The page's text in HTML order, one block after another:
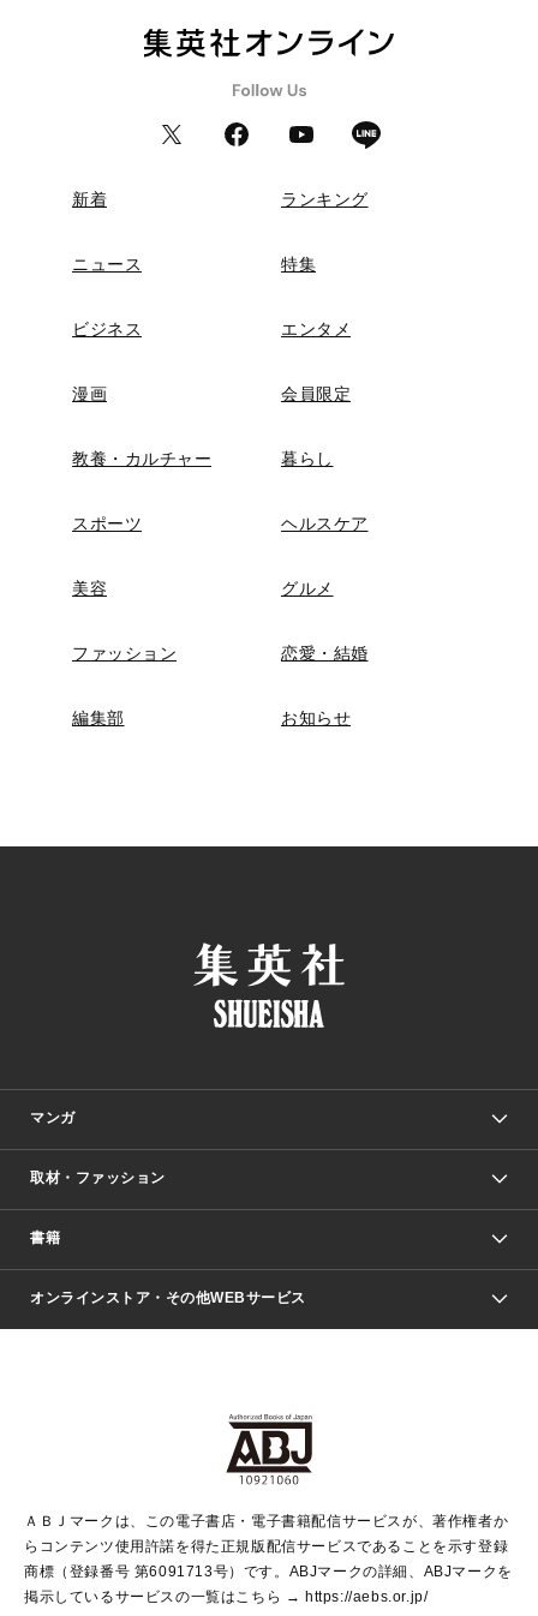
新着 ランキング
ニュース 特集
ビジネス エンタメ
漫画 会員限定
教養・カルチャー 暮らし
スポーツ ヘルスケア
美容 グルメ
ファッション 恋愛・結婚
編集部 お知らせ
マンガ
少年マンガ
Vジャンプ
ジャンプルーキー！
ジャンプTOON
S-MANGA
週刊ヤングジャンプ
ウルトラジャンプ
リマコミ＋
マンガMeets
月刊オフィスユー
取材・ファッション
Seventeen
LEE
Marisol
芸能・情報・スポーツ
パラスポ＋！
書籍
文芸・文庫・総合
青春と読書
アジア人物史
集英社新書
集英社新書プラス
よみタイ
ライトノベル・ノベライズ
集英社Webマガジン Cobalt
集英社オレンジ文庫
シフォン文庫
集英社みらい文庫
S-KIDS.LAND
オンラインストア・その他WEBサービス
SHUEISHA MANGA-ART HERITAGE
HAPPY PLUS STORE
shueisha vox
EDITOR'S LAB
ＡＢＪマークは、この電子書店・電子書籍配信サービスが、著作権者か
らコンテンツ使用許諾を得た正規版配信サービスであることを示す登録
商標（登録番号 第6091713号）です。ABJマークの詳細、ABJマークを
掲示しているサービスの一覧はこちら → https://aebs.or.jp/